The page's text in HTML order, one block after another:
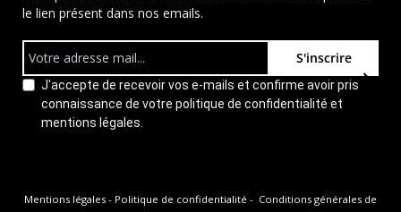
le lien présent dans nos emails.
S'inscrire
J'accepte de recevoir vos e-mails et confirme avoir pris
connaissance de votre politique de confidentialité et
mentions légales.
Mentions légales - Politique de confidentialité - Conditions générales de